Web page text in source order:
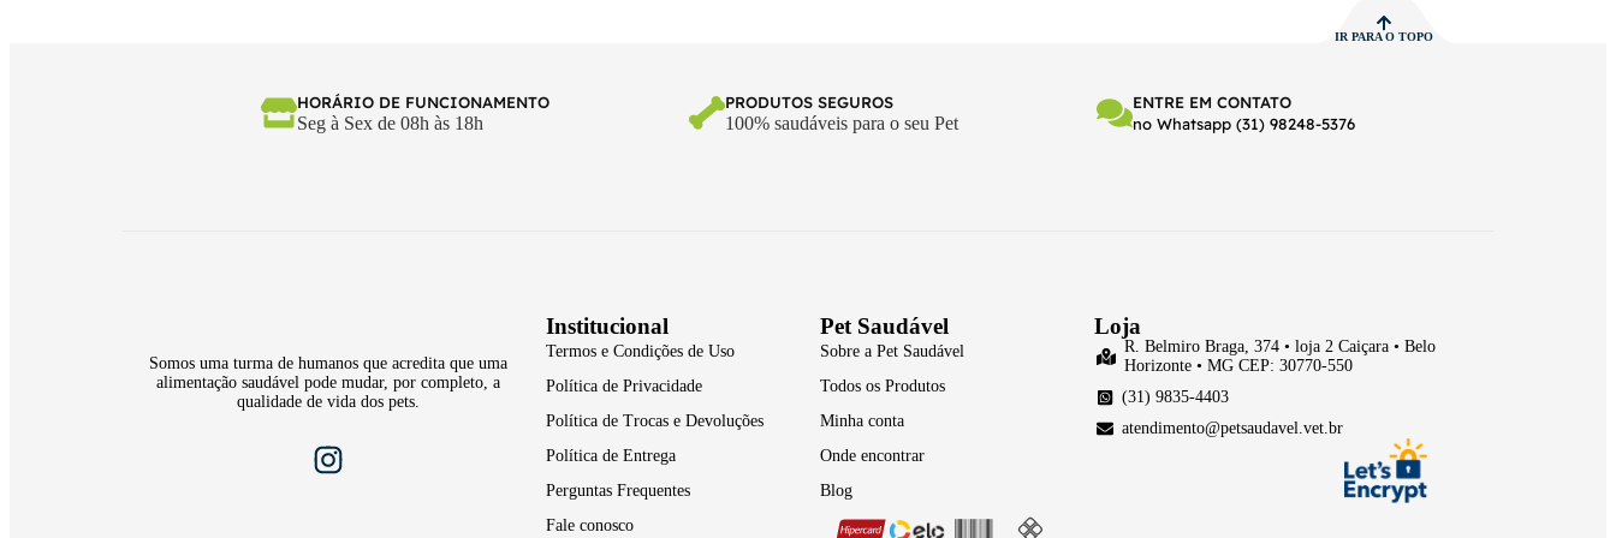
IR PARA O TOPO
HORÁRIO DE FUNCIONAMENTO
Seg à Sex de 08h às 18h
PRODUTOS SEGUROS
100% saudáveis para o seu Pet
ENTRE EM CONTATO
no Whatsapp (31) 98248-5376
Somos uma turma de humanos que acredita que uma
alimentação saudável pode mudar, por completo, a
qualidade de vida dos pets.
Institucional
Termos e Condições de Uso
Política de Privacidade
Política de Trocas e Devoluções
Política de Entrega
Perguntas Frequentes
Fale conosco
Pet Saudável
Sobre a Pet Saudável
Todos os Produtos
Minha conta
Onde encontrar
Blog
Loja
R. Belmiro Braga, 374 • loja 2 Caiçara • Belo
Horizonte • MG CEP: 30770-550
(31) 9835-4403
atendimento@petsaudavel.vet.br